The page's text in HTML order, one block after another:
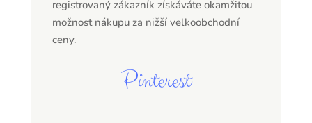
registrovaný zákazník získáváte okamžitou
možnost nákupu za nižší velkoobchodní
ceny.
Pinterest